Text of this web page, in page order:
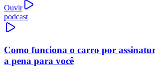
Ouvir
podcast
Como funciona o carro por
a pena para você